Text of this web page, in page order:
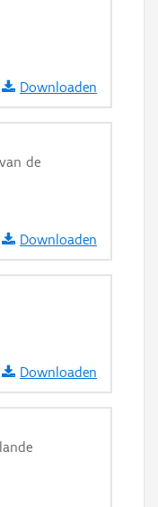
Downloaden
de
Downloaden
Downloaden